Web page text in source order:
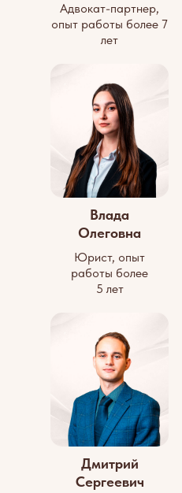
Адвокат-партнер,
опыт работы более 7
лет
Влада
Олеговна
Юрист, опыт
работы более
5 лет
Дмитрий
Сергеевич